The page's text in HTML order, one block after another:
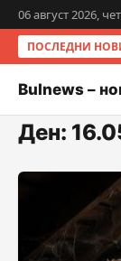
06 август 2026,
ПОСЛЕДНИ
Bulnews –
Ден: